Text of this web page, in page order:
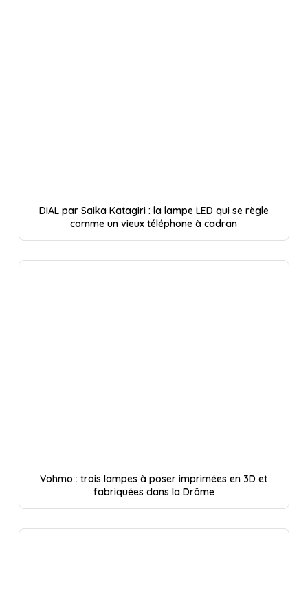
DIAL par Saika Katagiri : la lampe LED qui se règle
comme un vieux téléphone à cadran
Vohmo : trois lampes à poser imprimées en 3D et
fabriquées dans la Drôme